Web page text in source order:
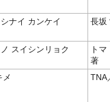
ナイ カンケイ 長坂
スイシンリョク
ト
著
メ TNA